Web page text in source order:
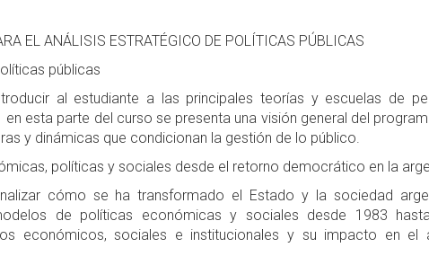
EL ANÁLISIS ESTRATÉGICO DE POLÍTICAS PÚBLICAS
políticas públicas
al estudiante a las principales teorías y escuelas de
esta parte del curso se presenta una visión general del
y dinámicas que condicionan la gestión de lo público.
políticas y sociales desde el retorno democrático en la
cómo se ha transformado el Estado y la sociedad
de políticas económicas y sociales desde 1983
económicos, sociales e institucionales y su impacto en el